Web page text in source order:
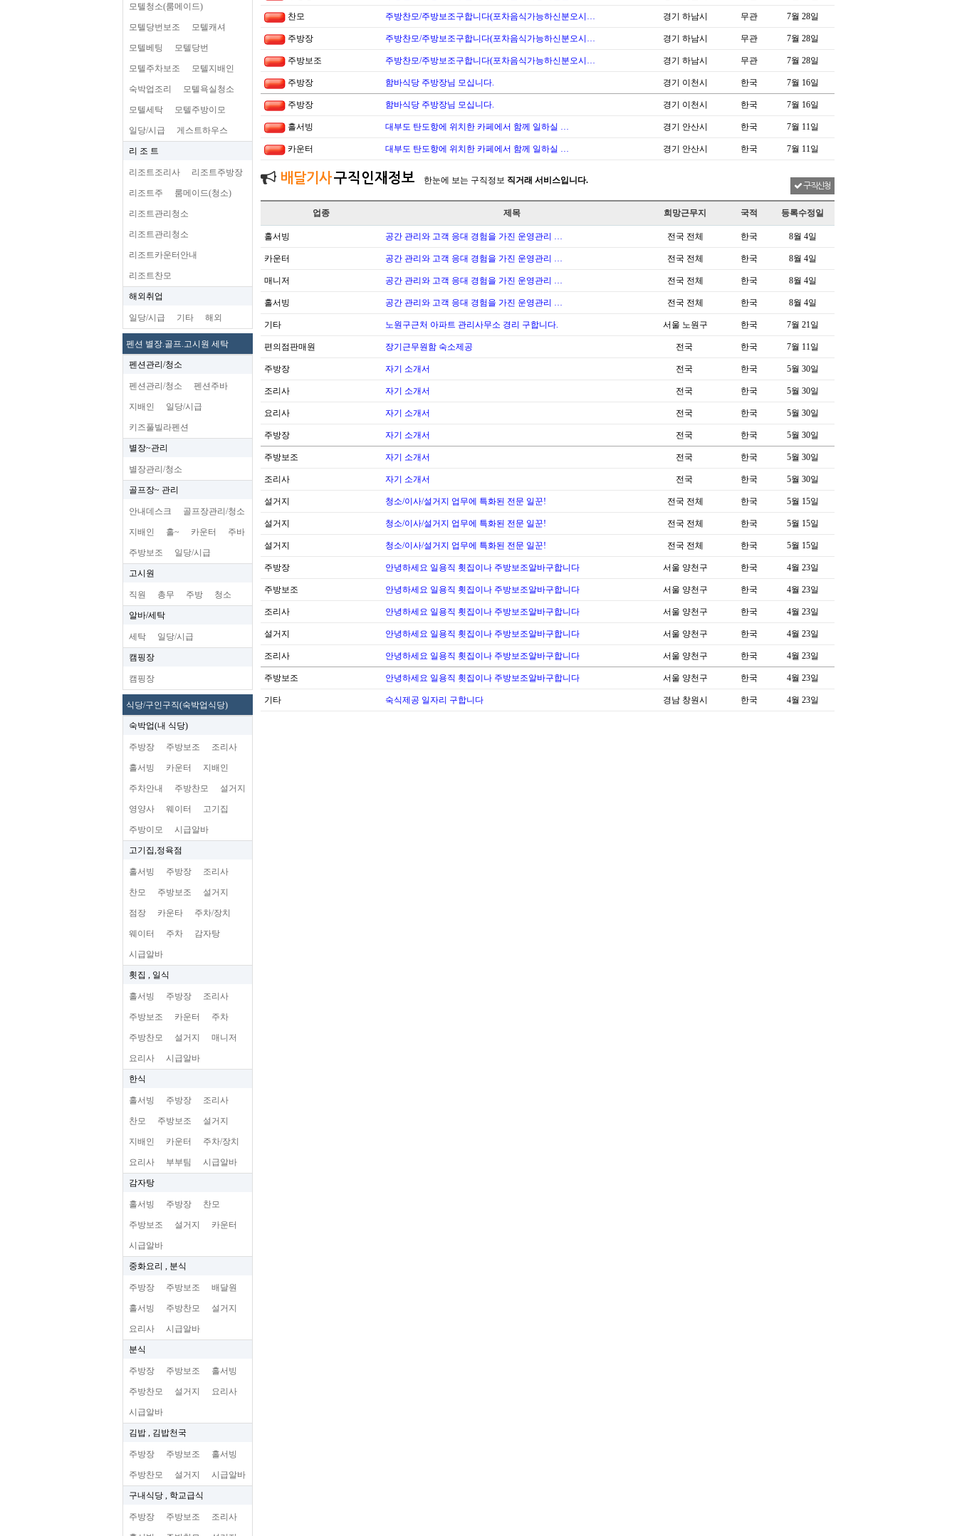
모텔청소(룸메이드)
모텔당번보조 모텔캐셔
모텔베팅 모텔당번
모텔주차보조 모텔지배인
숙박업조리 모텔욕실청소
모텔세탁 모텔주방이모
일당/시급 게스트하우스
리 조 트
리조트조리사 리조트주방장
리조트주 룸메이드(청소)
리조트관리청소
리조트관리청소
리조트카운터안내
리조트찬모
해외취업
일당/시급 기타 해외
펜션 별장.골프.고시원 세탁
펜션관리/청소
펜션관리/청소 펜션주바
지배인 일당/시급
키즈풀빌라펜션
별장~관리
별장관리/청소
골프장~ 관리
안내데스크 골프장관리/청소
지배인 홀~ 카운터 주바
주방보조 일당/시급
고시원
직원 총무 주방 청소
알바/세탁
세탁 일당/시급
캠핑장
캠핑장
식당/구인구직(숙박업식당)
숙박업(내 식당)
주방장 주방보조 조리사
홀서빙 카운터 지배인
주차안내 주방찬모 설거지
영양사 웨이터 고기집
주방이모 시급알바
고기집,정육점
홀서빙 주방장 조리사
찬모 주방보조 설거지
점장 카운타 주차/장치
웨이터 주차 감자탕
시급알바
횟집 , 일식
홀서빙 주방장 조리사
주방보조 카운터 주차
주방찬모 설거지 매니저
요리사 시급알바
한식
홀서빙 주방장 조리사
찬모 주방보조 설거지
지배인 카운터 주차/장치
요리사 부부팀 시급알바
감자탕
홀서빙 주방장 찬모
주방보조 설거지 카운터
시급알바
중화요리 , 분식
주방장 주방보조 배달원
홀서빙 주방찬모 설거지
요리사 시급알바
분식
주방장 주방보조 홀서빙
주방찬모 설거지 요리사
시급알바
김밥 , 김밥천국
주방장 주방보조 홀서빙
주방찬모 설거지 시급알바
구내식당 , 학교급식
주방장 주방보조 조리사
찬모 주방찬모/주방보조구합니다(포차음식가능하신분오시… 경기 하남시 무관 7월 28일
주방장 주방찬모/주방보조구합니다(포차음식가능하신분오시… 경기 하남시 무관 7월 28일
주방보조 주방찬모/주방보조구합니다(포차음식가능하신분오시… 경기 하남시 무관 7월 28일
주방장 함바식당 주방장님 모십니다. 경기 이천시 한국 7월 16일
주방장 함바식당 주방장님 모십니다. 경기 이천시 한국 7월 16일
홀서빙 대부도 탄도항에 위치한 카페에서 함께 일하실 … 경기 안산시 한국 7월 11일
카운터 대부도 탄도항에 위치한 카페에서 함께 일하실 … 경기 안산시 한국 7월 11일
배달기사구직인재정보 한눈에 보는 구직정보 직거래 서비스입니다.
구직신청
업종 제목 희망근무지 국적 등록수정일
홀서빙 공간 관리와 고객 응대 경험을 가진 운영관리 … 전국 전체 한국 8월 4일
카운터 공간 관리와 고객 응대 경험을 가진 운영관리 … 전국 전체 한국 8월 4일
매니저 공간 관리와 고객 응대 경험을 가진 운영관리 … 전국 전체 한국 8월 4일
홀서빙 공간 관리와 고객 응대 경험을 가진 운영관리 … 전국 전체 한국 8월 4일
기타 노원구근처 아파트 관리사무소 경리 구합니다. 서울 노원구 한국 7월 21일
편의점판매원 장기근무원함 숙소제공 전국 한국 7월 11일
주방장 자기 소개서 전국 한국 5월 30일
조리사 자기 소개서 전국 한국 5월 30일
요리사 자기 소개서 전국 한국 5월 30일
주방장 자기 소개서 전국 한국 5월 30일
주방보조 자기 소개서 전국 한국 5월 30일
조리사 자기 소개서 전국 한국 5월 30일
설거지 청소/이사/설거지 업무에 특화된 전문 일꾼! 전국 전체 한국 5월 15일
설거지 청소/이사/설거지 업무에 특화된 전문 일꾼! 전국 전체 한국 5월 15일
설거지 청소/이사/설거지 업무에 특화된 전문 일꾼! 전국 전체 한국 5월 15일
주방장 안녕하세요 일용직 횟집이나 주방보조알바구합니다 서울 양천구 한국 4월 23일
주방보조 안녕하세요 일용직 횟집이나 주방보조알바구합니다 서울 양천구 한국 4월 23일
조리사 안녕하세요 일용직 횟집이나 주방보조알바구합니다 서울 양천구 한국 4월 23일
설거지 안녕하세요 일용직 횟집이나 주방보조알바구합니다 서울 양천구 한국 4월 23일
조리사 안녕하세요 일용직 횟집이나 주방보조알바구합니다 서울 양천구 한국 4월 23일
주방보조 안녕하세요 일용직 횟집이나 주방보조알바구합니다 서울 양천구 한국 4월 23일
기타 숙식제공 일자리 구합니다 경남 창원시 한국 4월 23일